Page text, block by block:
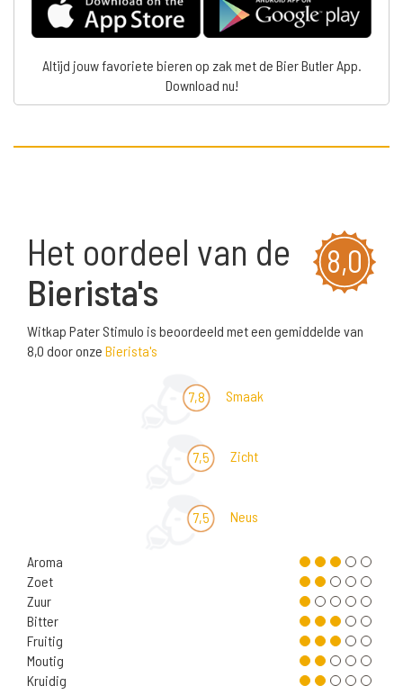
Altijd jouw favoriete bieren op zak met de Bier Butler App.
Download nu!
8,0
Het oordeel van de
Bierista's
Witkap Pater Stimulo is beoordeeld met een gemiddelde van
8,0 door onze Bierista's
7,8 Smaak
7,5 Zicht
7,5 Neus
Aroma
Zoet
Zuur
Bitter
Fruitig
Moutig
Kruidig